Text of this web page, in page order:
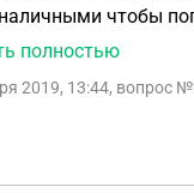
чтобы
этот кредит
полностью
2019, 13:44, вопрос